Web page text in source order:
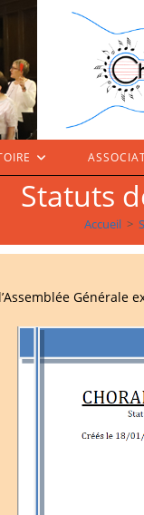
Statuts
Accueil >
Générale